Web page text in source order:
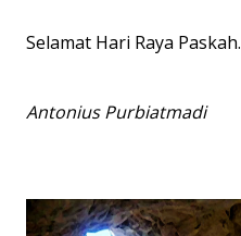
Selamat Hari Raya Paskah.
Antonius Purbiatmadi